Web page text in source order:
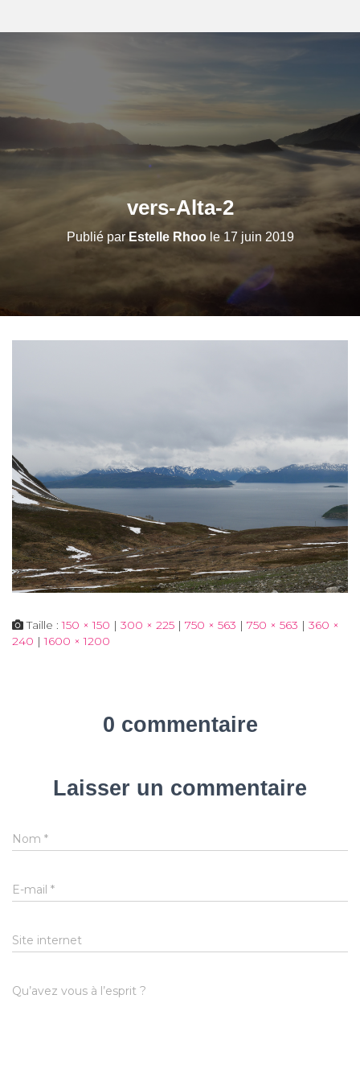
vers-Alta-2
Publié parEstelle Rhoole17 juin 2019
Taille :150 × 150 | 300 × 225 | 750 × 563 | 750 × 563 | 360 ×
240 | 1600 × 1200
0 commentaire
Laisser un commentaire
Nom *
E-mail *
Site internet
Qu’avez vous à l’esprit ?